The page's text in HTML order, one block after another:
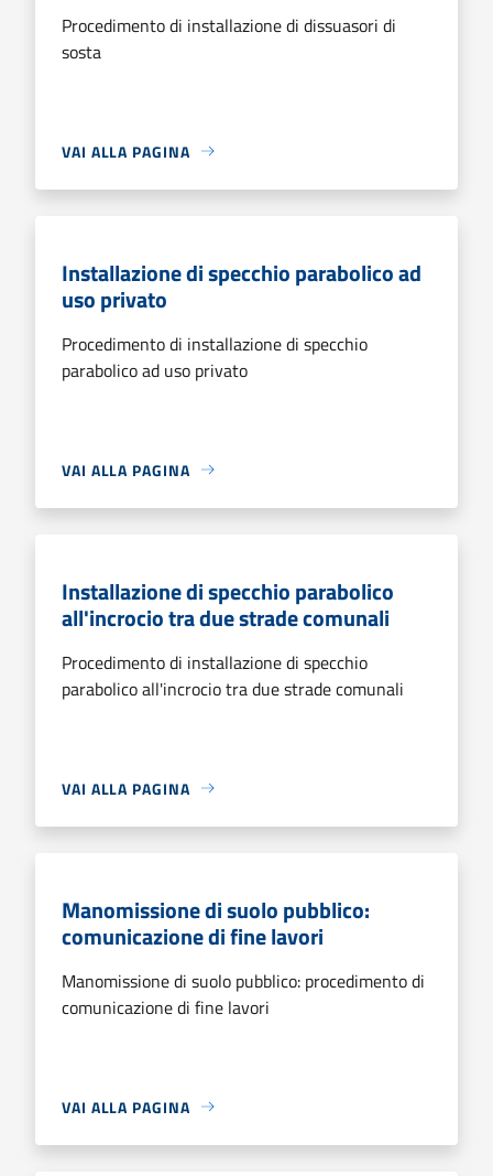
Procedimento di installazione di dissuasori di
sosta
VAI ALLA PAGINA
Installazione di specchio parabolico ad
uso privato
Procedimento di installazione di specchio
parabolico ad uso privato
VAI ALLA PAGINA
Installazione di specchio parabolico
all'incrocio tra due strade comunali
Procedimento di installazione di specchio
parabolico all'incrocio tra due strade comunali
VAI ALLA PAGINA
Manomissione di suolo pubblico:
comunicazione di fine lavori
Manomissione di suolo pubblico: procedimento di
comunicazione di fine lavori
VAI ALLA PAGINA